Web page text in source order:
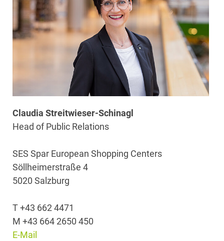
Claudia Streitwieser-Schinagl
Head of Public Relations
SES Spar European Shopping Centers
Söllheimerstraße 4
5020 Salzburg
T +43 662 4471
M +43 664 2650 450
E-Mail